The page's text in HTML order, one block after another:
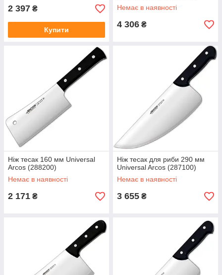
2 397 ₴
Купити
Немає в наявності
4 306 ₴
Ніж тесак 160 мм Universal
Arcos (288200)
Немає в наявності
2 171 ₴
Ніж тесак для риби 290 мм
Universal Arcos (287100)
Немає в наявності
3 655 ₴